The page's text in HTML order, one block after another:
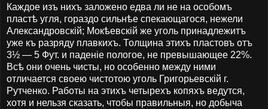
Каждое изъ нихъ заложено едва ли не на особомъ
пластѣ угля, гораздо сильнѣе спекающагося, нежели
Александровскій; Мокѣевскій же уголь принадлежитъ
уже къ разряду плавкихъ. Толщина этихъ пластовъ отъ
3½ — 5 Фут. и паденіе пологое, не превышающее 22%.
Всѣ они очень чисты, но особенно между ними
отличается своею чистотою уголь Григорьевскій г.
Рутченко. Работы на этихъ четырехъ копяхъ ведутся,
хотя и нельзя сказать, чтобы правильныя, но добыча